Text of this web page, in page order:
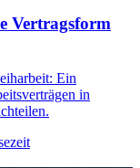
Vertragsform
Ein
in